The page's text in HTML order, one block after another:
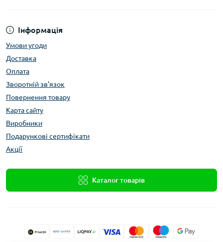
Інформація
Умови угоди
Доставка
Оплата
Зворотній зв’язок
Повернення товару
Карта сайту
Виробники
Подарункові сертифікати
Акції
Каталог товарів